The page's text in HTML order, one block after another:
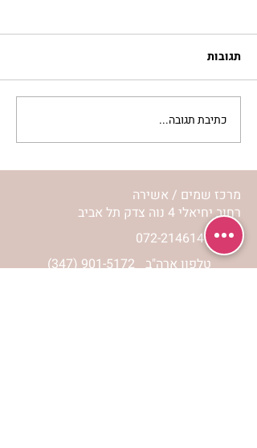
מתגעגעות לבית המפגש,
השיעור לתשעה באב | הר'
ימימה מזרחי
תגובות
כתיבת תגובה...
מרכז שמים / אשירה
רחוב יחיאלי 4 נוה צדק תל אביב
072-2146146
(347) 901-5172 טלפון ארה"ב